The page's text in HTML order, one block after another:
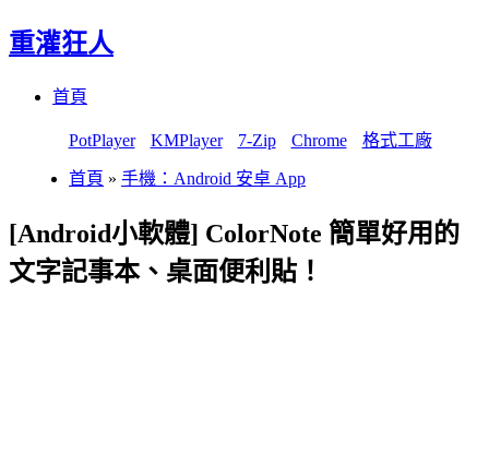
重灌狂人
首頁
PotPlayer KMPlayer 7-Zip Chrome 格式工廠
首頁 » 手機：Android 安卓 App
[Android小軟體] ColorNote 簡單好用的
文字記事本、桌面便利貼！